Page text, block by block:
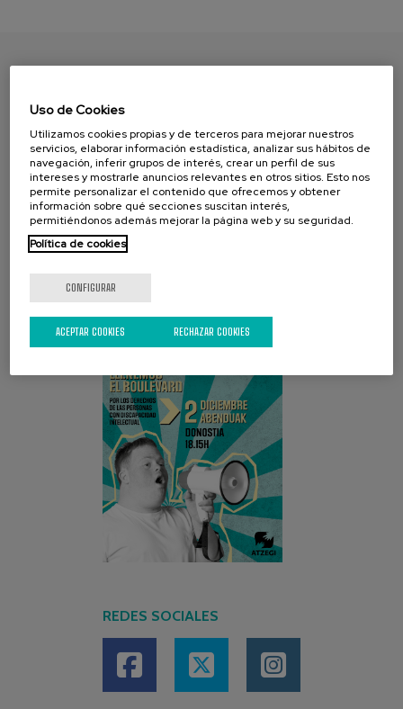
REDES SOCIALES
Uso de Cookies
Utilizamos cookies propias y de terceros para mejorar nuestros
servicios, elaborar información estadística, analizar sus hábitos de
navegación, inferir grupos de interés, crear un perfil de sus
intereses y mostrarle anuncios relevantes en otros sitios. Esto nos
permite personalizar el contenido que ofrecemos y obtener
información sobre qué secciones suscitan interés,
permitiéndonos además mejorar la página web y su seguridad.
Política de cookies
CONFIGURAR
RECHAZAR COOKIES
ACEPTAR COOKIES